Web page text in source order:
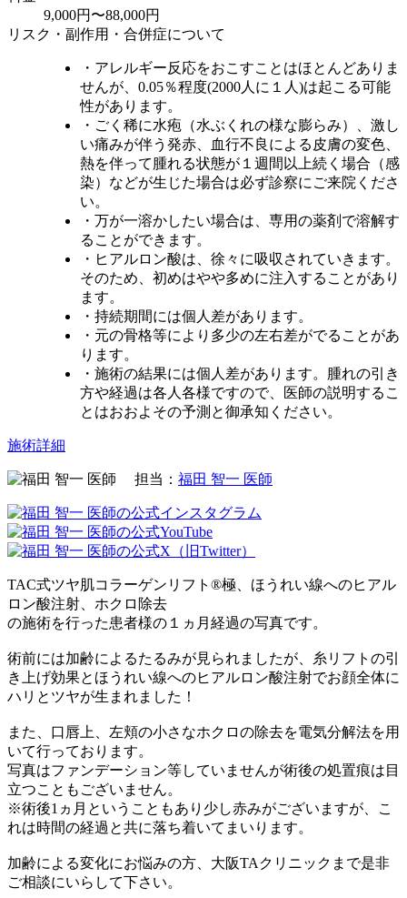
9,000円〜88,000円
リスク・副作用・合併症について
・アレルギー反応をおこすことはほとんどありま
せんが、0.05％程度(2000人に１人)は起こる可能
性があります。
・ごく稀に水疱（水ぶくれの様な膨らみ）、激し
い痛みが伴う発赤、血行不良による皮膚の変色、
熱を伴って腫れる状態が１週間以上続く場合（感
染）などが生じた場合は必ず診察にご来院くださ
い。
・万が一溶かしたい場合は、専用の薬剤で溶解す
ることができます。
・ヒアルロン酸は、徐々に吸収されていきます。
そのため、初めはやや多めに注入することがあり
ます。
・持続期間には個人差があります。
・元の骨格等により多少の左右差がでることがあ
ります。
・施術の結果には個人差があります。腫れの引き
方や経過は各人各様ですので、医師の説明するこ
とはおおよその予測と御承知ください。
施術詳細
担当： 福田 智一 医師
TAC式ツヤ肌コラーゲンリフト®極、ほうれい線へのヒアル
ロン酸注射、ホクロ除去
の施術を行った患者様の１ヵ月経過の写真です。
術前には加齢によるたるみが見られましたが、糸リフトの引
き上げ効果とほうれい線へのヒアルロン酸注射でお顔全体に
ハリとツヤが生まれました！
また、口唇上、左頬の小さなホクロの除去を電気分解法を用
いて行っております。
写真はファンデーション等していませんが術後の処置痕は目
立つこともございません。
※術後1ヵ月ということもあり少し赤みがございますが、こ
れは時間の経過と共に落ち着いてまいります。
加齢による変化にお悩みの方、大阪TAクリニックまで是非
ご相談にいらして下さい。